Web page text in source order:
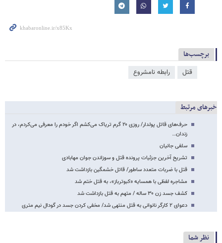
برچسب‌ها
قتل رابطه نامشروع
خبرهای مرتبط
حرف‌های قاتل پولدار/ روزی ۲۰ گرم تریاک می‌کشم اگر خودم را معرفی می‌کردم، در
زندان…
سلفی جانیان
تشریح آخرین جزئیات پرونده قتل و سوزاندن جوان مهابادی
قتل با ضربات متعدد ساطور/ قاتل خشمگین بازداشت شد
مشاجره لفظی با همسایه «کبوترباز»، به قتل ختم شد
کشف جسد زن ۳۰ ساله / متهم به قتل بازداشت شد
دعوای ۲ کارگر نانوانی به قتل منتهی شد/ مخفی کردن جسد در گودال نیم متری
نظر شما